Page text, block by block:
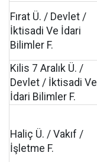
Fırat Ü. / Devlet /
İktisadi Ve İdari
Bilimler F.
Kilis 7 Aralık Ü. /
Devlet / İktisadi Ve
İdari Bilimler F.
Haliç Ü. / Vakıf /
İşletme F.